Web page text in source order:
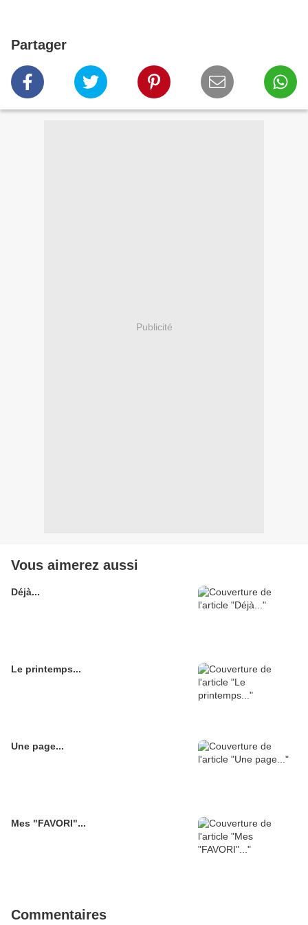
Partager
Publicité
Vous aimerez aussi
Déjà...
Le printemps...
Une page...
Mes "FAVORI"...
Commentaires